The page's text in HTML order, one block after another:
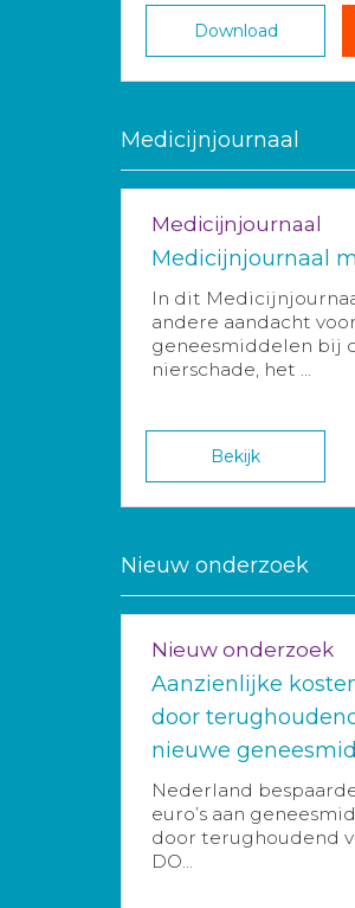
Download
Medicijnjournaal
Medicijnjournaal
Medicijnjournaal
In dit
andere aandacht voor
geneesmiddelen bij
nierschade, het ...
Bekijk
Nieuw onderzoek
Nieuw onderzoek
Aanzienlijke
door
nieuwe
Nederland
euro’s aan
door terughoudend
DO...